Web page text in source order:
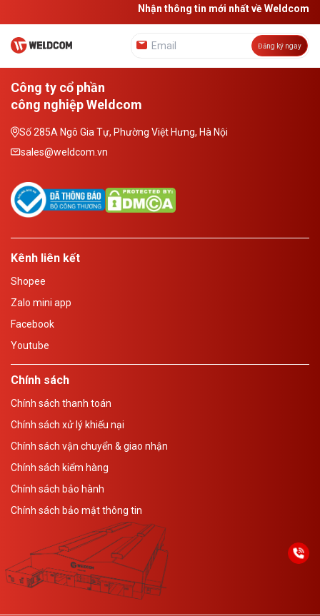
Nhận thông tin mới nhất về Weldcom
Đăng ký ngay
Công ty cổ phần
công nghiệp Weldcom
Số 285A Ngô Gia Tự, Phường Việt Hưng, Hà Nội
sales@weldcom.vn
Kênh liên kết
Shopee
Zalo mini app
Facebook
Youtube
Chính sách
Chính sách thanh toán
Chính sách xử lý khiếu nại
Chính sách vận chuyển & giao nhận
Chính sách kiểm hàng
Chính sách bảo hành
Chính sách bảo mật thông tin